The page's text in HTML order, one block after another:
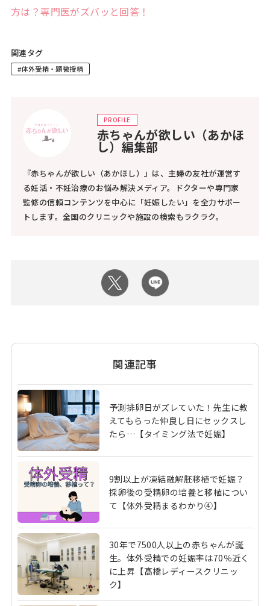
方は？専門医がズバッと回答！
関連タグ
#体外受精・顕微授精
PROFILE
赤ちゃんが欲しい（あかほ
し）編集部
『赤ちゃんが欲しい（あかほし）』は、主婦の友社が運営す
る妊活・不妊治療のお悩み解決メディア。ドクターや専門家
監修の信頼コンテンツを中心に「妊娠したい」を全力サポー
トします。全国のクリニックや施設の検索もラクラク。
関連記事
予測排卵日がズレていた！先生に教
えてもらった仲良し日にセックスし
たら…【タイミング法で妊娠】
9割以上が凍結融解胚移植で妊娠？
採卵後の受精卵の培養と移植につい
て【体外受精まるわかり④】
30年で7500人以上の赤ちゃんが誕
生。体外受精での妊娠率は70％近く
に上昇【髙橋レディースクリニッ
ク】